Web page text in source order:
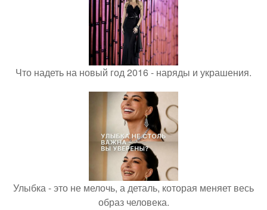
Что надеть на новый год 2016 - наряды и украшения.
Улыбка - это не мелочь, а деталь, которая меняет весь
образ человека.